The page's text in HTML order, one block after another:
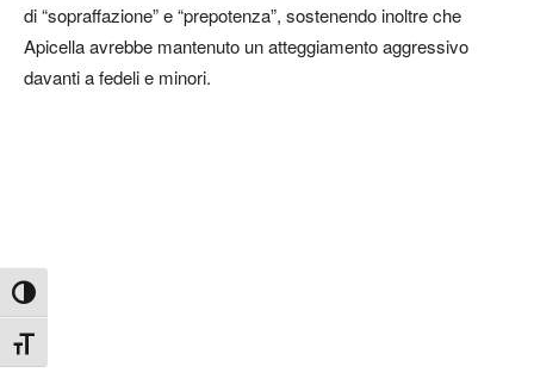
Attiva/disattiva alto contrasto
Attiva/disattiva dimensione testo
di “sopraffazione” e “prepotenza”, sostenendo inoltre che
Apicella avrebbe mantenuto un atteggiamento aggressivo
davanti a fedeli e minori.